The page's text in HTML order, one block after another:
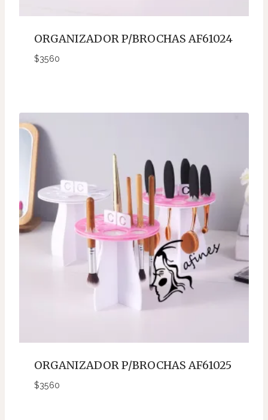
ORGANIZADOR P/BROCHAS AF61024
$3560
ORGANIZADOR P/BROCHAS AF61025
$3560